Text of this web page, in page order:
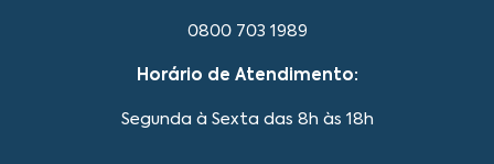
0800 703 1989
Horário de Atendimento:
Segunda à Sexta das 8h às 18h